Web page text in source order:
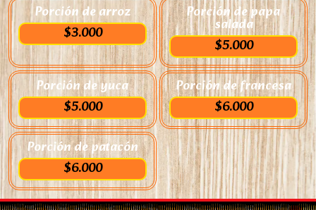
Porción de arroz
$3.000
Porción de papa
salada
$5.000
Porción de yuca
$5.000
Porción de francesa
$6.000
Porción de patacón
$6.000